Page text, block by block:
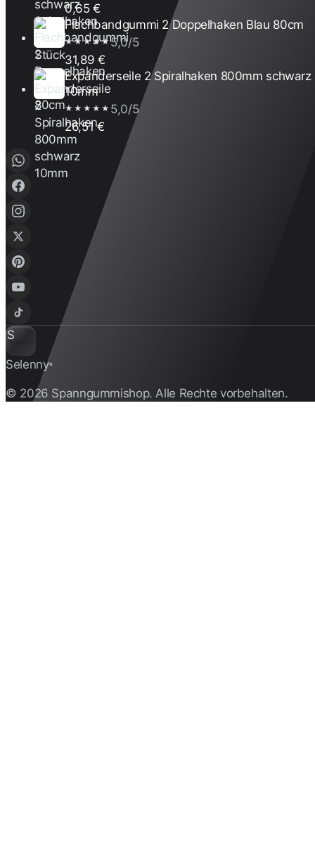
0,65 €
Flachbandgummi 2 Doppelhaken Blau 80cm
★★★★★5,0/5
31,89 €
Expanderseile 2 Spiralhaken 800mm schwarz
10mm
★★★★★ 5,0/5
26,51 €
S
Selenny®
© 2026 Spanngummishop. Alle Rechte vorbehalten.